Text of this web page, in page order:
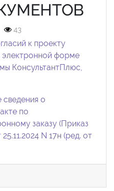
43
к проекту
электронной форме
КонсультантПлюс,
о
по
заказу (Приказ
N 17н (ред. от